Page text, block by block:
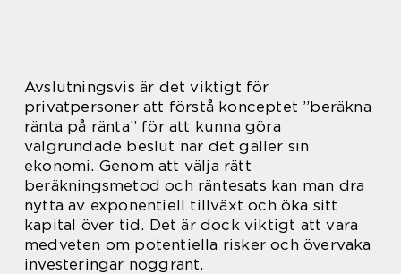
Avslutningsvis är det viktigt för
privatpersoner att förstå konceptet ”beräkna
ränta på ränta” för att kunna göra
välgrundade beslut när det gäller sin
ekonomi. Genom att välja rätt
beräkningsmetod och räntesats kan man dra
nytta av exponentiell tillväxt och öka sitt
kapital över tid. Det är dock viktigt att vara
medveten om potentiella risker och övervaka
investeringar noggrant.